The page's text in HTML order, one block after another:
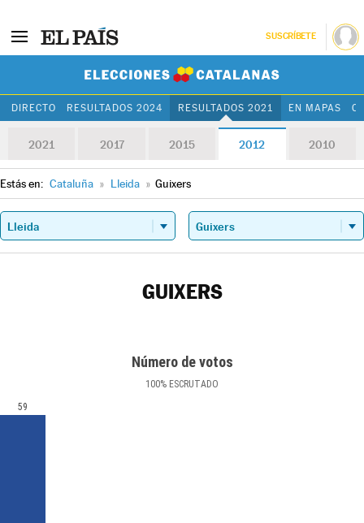
SUSCRÍBETE
DIRECTO RESULTADOS 2024 RESULTADOS 2021 EN MAPAS
2021 2017 2015 2012 2010
Estás en: Cataluña » Lleida » Guixers
GUIXERS
Número de votos
100% ESCRUTADO
59